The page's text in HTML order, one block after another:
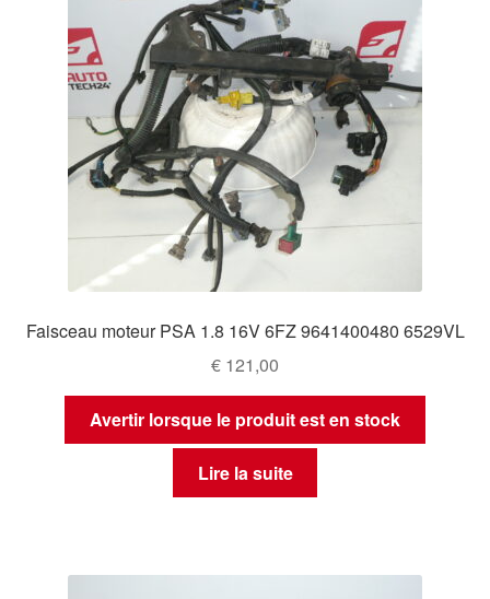
Faisceau moteur PSA 1.8 16V 6FZ 9641400480 6529VL
€ 121,00
Avertir lorsque le produit est en stock
Lire la suite